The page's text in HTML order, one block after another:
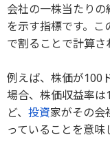
会社の一株当たりの
を示す指標です。
で割ることで計算さ
例えば、株価が100
場合、株価収益率
ど、 投資家がその会
っていることを意味